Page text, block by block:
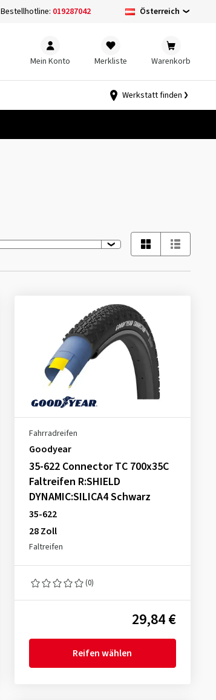
Bestellhotline: 019287042 Österreich
Mein Konto Merkliste Warenkorb
Werkstatt finden
Fahrradreifen
Goodyear
35-622 Connector TC 700x35C
Faltreifen R:SHIELD
DYNAMIC:SILICA4 Schwarz
35-622
28 Zoll
Faltreifen
(0)
29,84 €
Reifen wählen